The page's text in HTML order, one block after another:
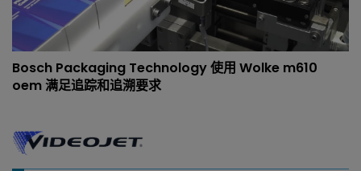
Bosch Packaging Technology 使用 Wolke m610
oem 满足追踪和追溯要求